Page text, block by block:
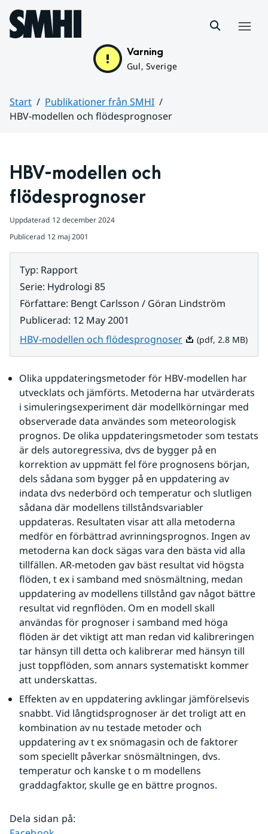
Hoppa till sidans innehåll
Varning
Gul, Sverige
Start
Publikationer från SMHI
HBV-modellen och flödesprognoser
HBV-modellen och
flödesprognoser
Uppdaterad 12 december 2024
Publicerad 12 maj 2001
Typ: Rapport
Serie: Hydrologi 85
Författare: Bengt Carlsson / Göran Lindström
Publicerad: 12 May 2001
HBV-modellen och flödesprognoserPdf, 2.8 MB.
(pdf, 2.8 MB)
Olika uppdateringsmetoder för HBV-modellen har
utvecklats och jämförts. Metoderna har utvärderats
i simuleringsexperiment där modellkörningar med
observerade data användes som meteorologisk
prognos. De olika uppdateringsmetoder som testats
är dels autoregressiva, dvs de bygger på en
korrektion av uppmätt fel före prognosens början,
dels sådana som bygger på en uppdatering av
indata dvs nederbörd och temperatur och slutligen
sådana där modellens tillståndsvariabler
uppdateras. Resultaten visar att alla metoderna
medför en förbättrad avrinningsprognos. Ingen av
metoderna kan dock sägas vara den bästa vid alla
tillfällen. AR-metoden gav bäst resultat vid högsta
flöden, t ex i samband med snösmältning, medan
uppdatering av modellens tillstånd gav något bättre
resultat vid regnflöden. Om en modell skall
användas för prognoser i samband med höga
flöden är det viktigt att man redan vid kalibreringen
tar hänsyn till detta och kalibrerar med hänsyn till
just toppflöden, som annars systematiskt kommer
att underskattas.
Effekten av en uppdatering avklingar jämförelsevis
snabbt. Vid långtidsprognoser är det troligt att en
kombination av nu testade metoder och
uppdatering av t ex snömagasin och de faktorer
som speciellt påverkar snösmältningen, dvs.
temperatur och kanske t o m modellens
graddagfaktor, skulle ge en bättre prognos.
Dela sidan på: